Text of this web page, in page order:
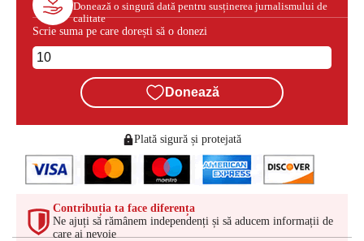
Donează o singură dată pentru susținerea jurnalismului de
calitate
Scrie suma pe care dorești să o donezi
Donează
Plată sigură și protejată
Contribuția ta face diferența
Ne ajuți să rămânem independenți și să aducem informații de
care ai nevoie